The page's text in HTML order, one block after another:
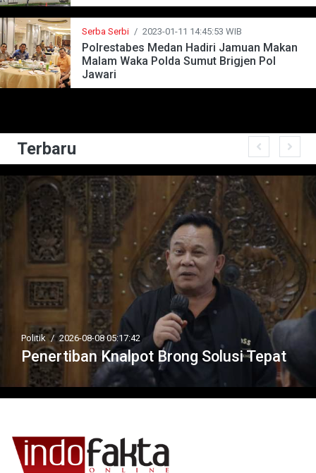
Serba Serbi / 2023-01-11 14:45:53 WIB
Polrestabes Medan Hadiri Jamuan Makan
Malam Waka Polda Sumut Brigjen Pol
Jawari
Terbaru
Politik / 2026-08-08 05:17:42
Penertiban Knalpot Brong Solusi Tepat